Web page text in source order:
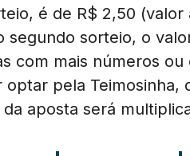
é de R$ 2,50
segundo sorteio, o
com mais números
optar pela
aposta será